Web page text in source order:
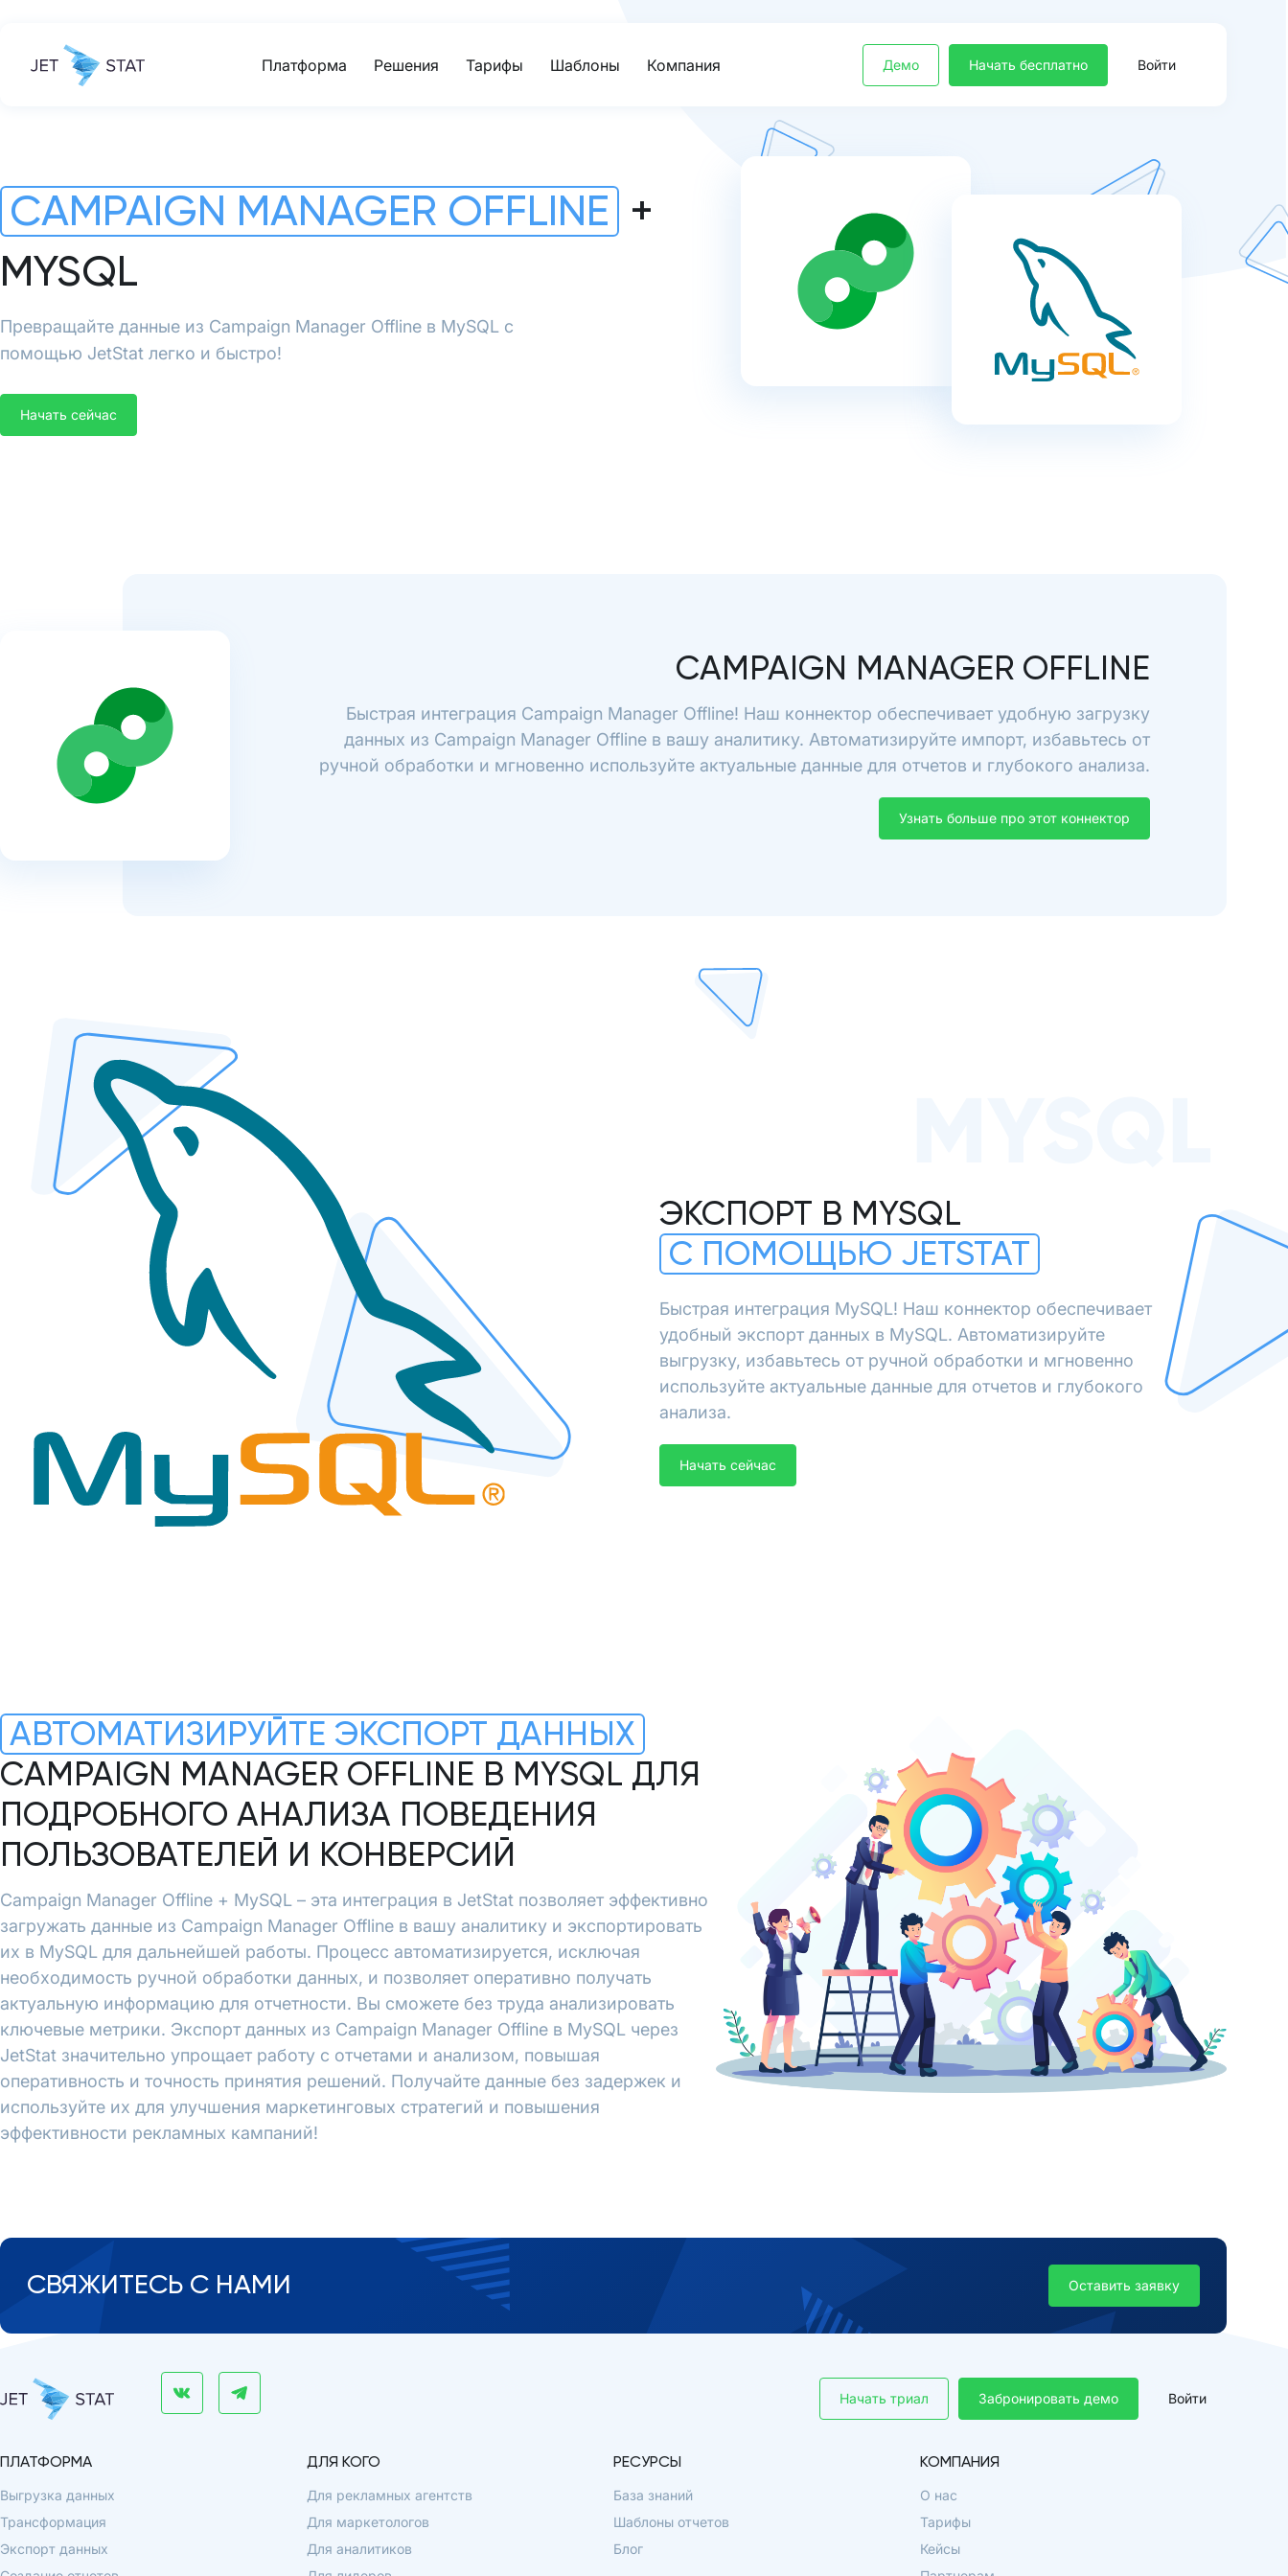
Платформа Решения Тарифы Шаблоны Компания Демо Начать бесплатно Войти
CAMPAIGN MANAGER OFFLINE +
MYSQL
Превращайте данные из Campaign Manager Offline в MySQL с
помощью JetStat легко и быстро!
Начать сейчас
CAMPAIGN MANAGER OFFLINE
Быстрая интеграция Campaign Manager Offline! Наш коннектор обеспечивает удобную загрузку
данных из Campaign Manager Offline в вашу аналитику. Автоматизируйте импорт, избавьтесь от
ручной обработки и мгновенно используйте актуальные данные для отчетов и глубокого анализа.
Узнать больше про этот коннектор
ЭКСПОРТ В MYSQL
С ПОМОЩЬЮ JETSTAT
Быстрая интеграция MySQL! Наш коннектор обеспечивает
удобный экспорт данных в MySQL. Автоматизируйте
выгрузку, избавьтесь от ручной обработки и мгновенно
используйте актуальные данные для отчетов и глубокого
анализа.
Начать сейчас
АВТОМАТИЗИРУЙТЕ ЭКСПОРТ ДАННЫХ
CAMPAIGN MANAGER OFFLINE В MYSQL ДЛЯ
ПОДРОБНОГО АНАЛИЗА ПОВЕДЕНИЯ
ПОЛЬЗОВАТЕЛЕЙ И КОНВЕРСИЙ
Campaign Manager Offline + MySQL – эта интеграция в JetStat позволяет эффективно
загружать данные из Campaign Manager Offline в вашу аналитику и экспортировать
их в MySQL для дальнейшей работы. Процесс автоматизируется, исключая
необходимость ручной обработки данных, и позволяет оперативно получать
актуальную информацию для отчетности. Вы сможете без труда анализировать
ключевые метрики. Экспорт данных из Campaign Manager Offline в MySQL через
JetStat значительно упрощает работу с отчетами и анализом, повышая
оперативность и точность принятия решений. Получайте данные без задержек и
используйте их для улучшения маркетинговых стратегий и повышения
эффективности рекламных кампаний!
СВЯЖИТЕСЬ С НАМИ Оставить заявку
Забронировать демо
Начать триал Войти
ПЛАТФОРМА
Выгрузка данных
Трансформация
Экспорт данных
ДЛЯ КОГО
Для рекламных агентств
Для маркетологов
Для аналитиков
РЕСУРСЫ
База знаний
Шаблоны отчетов
Блог
КОМПАНИЯ
О нас
Тарифы
Кейсы